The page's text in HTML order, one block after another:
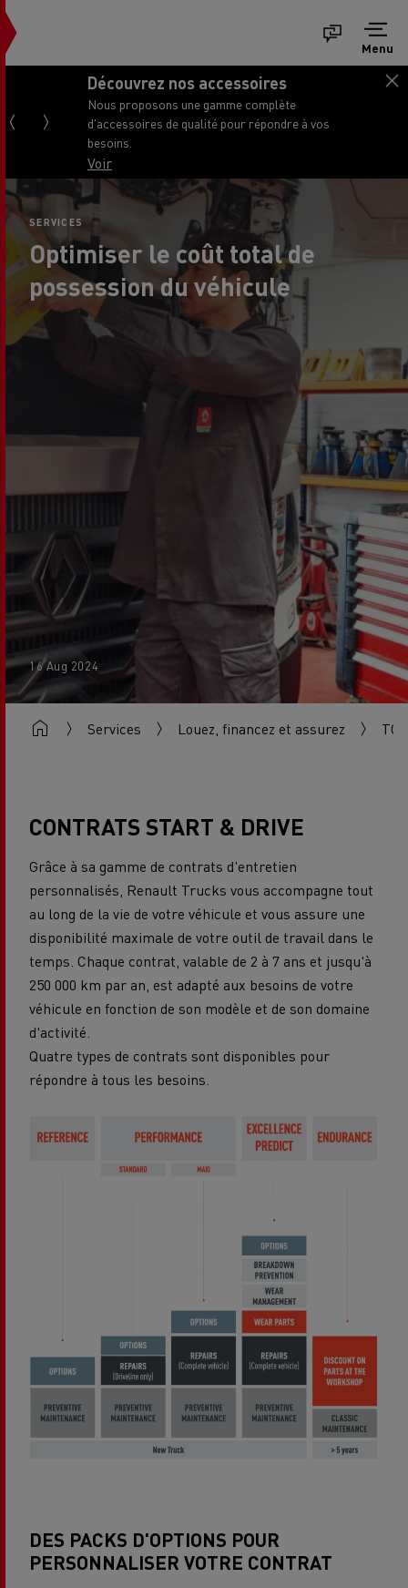
Menu
Découvrez nos accessoires
Nous proposons une gamme complète
d'accessoires de qualité pour répondre à vos
besoins.
Voir
SERVICES
Optimiser le coût total de
possession du véhicule
16 Aug 2024
Services Louez, financez et assurez TCO
CONTRATS START & DRIVE
Grâce à sa gamme de contrats d'entretien
personnalisés, Renault Trucks vous accompagne tout
au long de la vie de votre véhicule et vous assure une
disponibilité maximale de votre outil de travail dans le
temps. Chaque contrat, valable de 2 à 7 ans et jusqu'à
250 000 km par an, est adapté aux besoins de votre
véhicule en fonction de son modèle et de son domaine
d'activité.
Quatre types de contrats sont disponibles pour
répondre à tous les besoins.
DES PACKS D'OPTIONS POUR
PERSONNALISER VOTRE CONTRAT